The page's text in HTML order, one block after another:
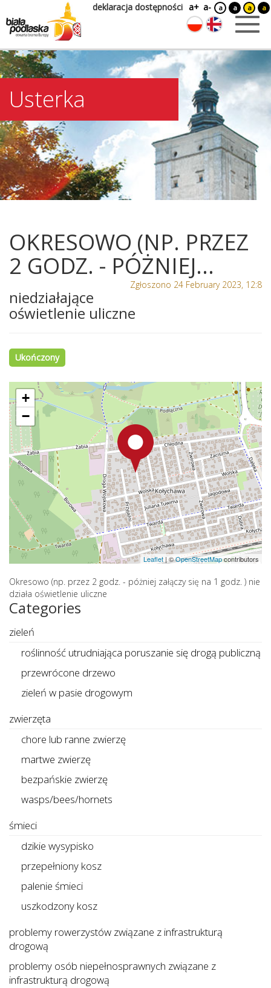
deklaracja dostępności a+ a- a a a a
Usterka
OKRESOWO (NP. PRZEZ
2 GODZ. - PÓŻNIEJ...
Zgłoszono 24 February 2023, 12:8
niedziałające
oświetlenie uliczne
Ukończony
+
−
Leaflet |©OpenStreetMapcontributors
Okresowo (np. przez 2 godz. - póżniej załączy się na 1 godz. ) nie
działa oświetlenie uliczne
Categories
zieleń
roślinność utrudniająca poruszanie się drogą publiczną
przewrócone drzewo
zieleń w pasie drogowym
zwierzęta
chore lub ranne zwierzę
martwe zwierzę
bezpańskie zwierzę
wasps/bees/hornets
śmieci
dzikie wysypisko
przepełniony kosz
palenie śmieci
uszkodzony kosz
problemy rowerzystów związane z infrastrukturą
drogową
problemy osób niepełnosprawnych związane z
infrastrukturą drogową